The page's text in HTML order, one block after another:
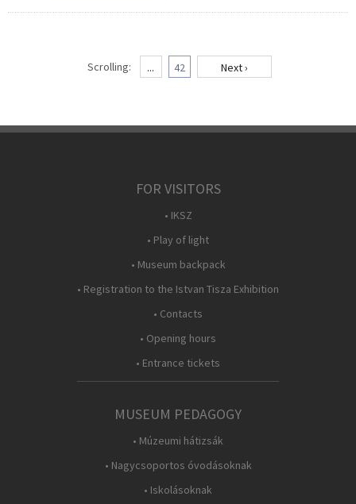
Scrolling: ... 42 Next ›
FOR VISITORS
• IKSZ
• Play of light
• Museum backpack
• Registration to the Istvan Tisza Exhibition
• Contacts
• Opening hours
• Entrance tickets
MUSEUM PEDAGOGY
• Múzeumi hátizsák
• Nagycsoportos óvodásoknak
• Iskolásoknak